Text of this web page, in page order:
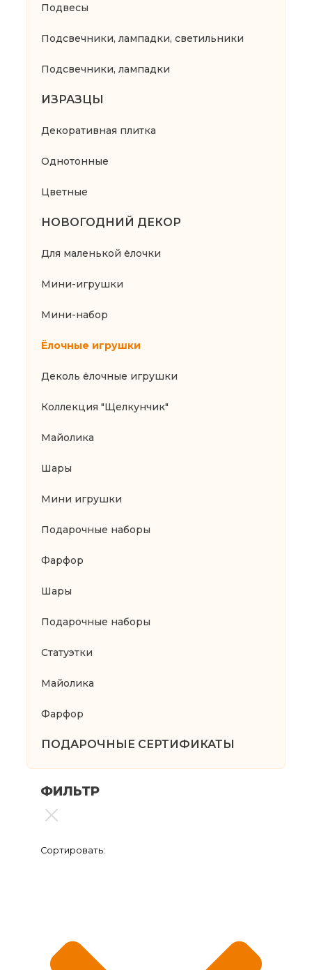
Подвесы
Подсвечники, лампадки, светильники
Подсвечники, лампадки
ИЗРАЗЦЫ
Декоративная плитка
Однотонные
Цветные
НОВОГОДНИЙ ДЕКОР
Для маленькой ёлочки
Мини-игрушки
Мини-набор
Ёлочные игрушки
Деколь ёлочные игрушки
Коллекция "Щелкунчик"
Майолика
Шары
Мини игрушки
Подарочные наборы
Фарфор
Шары
Подарочные наборы
Статуэтки
Майолика
Фарфор
ПОДАРОЧНЫЕ СЕРТИФИКАТЫ
ФИЛЬТР
Сортировать: